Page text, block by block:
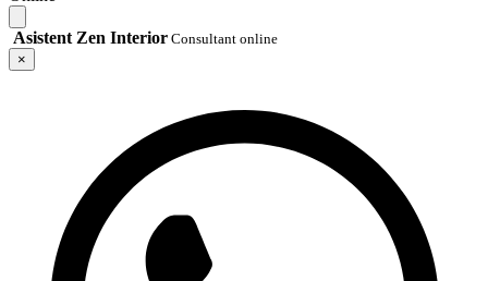
Asistent Zen Interior Consultant online
×